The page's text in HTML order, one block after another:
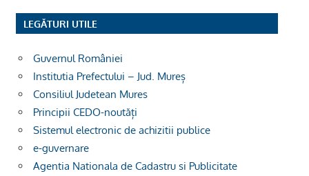
LEGĂTURI UTILE
Guvernul României
Institutia Prefectului – Jud. Mureș
Consiliul Judetean Mures
Principii CEDO-noutăți
Sistemul electronic de achizitii publice
e-guvernare
Agentia Nationala de Cadastru si Publicitate